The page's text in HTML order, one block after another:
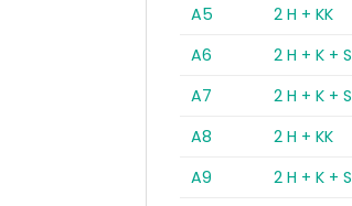
A5
2 H + KK
A6
2 H + K + S
A7
2 H + K + S
A8
2 H + KK
A9
2 H + K + S